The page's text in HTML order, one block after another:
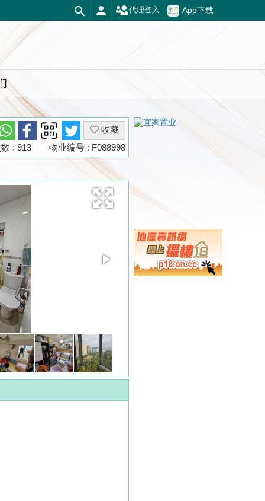
App下载
代理登入
收藏
物业编号 : F088998
: 913